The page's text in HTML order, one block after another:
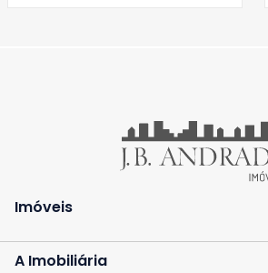
Imóveis
A Imobiliária